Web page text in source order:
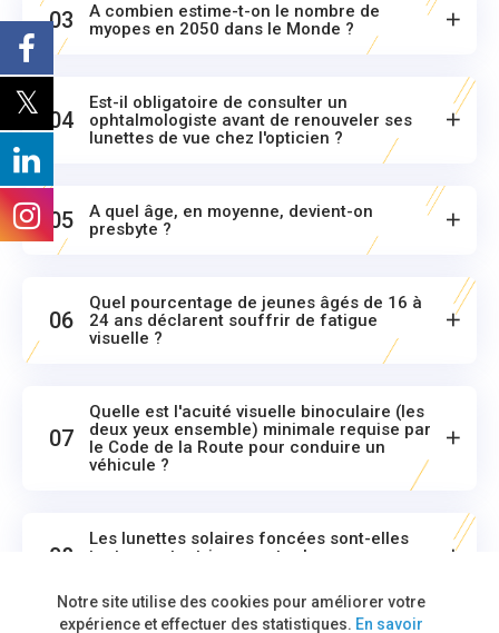
03
A combien estime-t-on le nombre de
myopes en 2050 dans le Monde ?
04
Est-il obligatoire de consulter un
ophtalmologiste avant de renouveler ses
lunettes de vue chez l'opticien ?
05
A quel âge, en moyenne, devient-on
presbyte ?
06
Quel pourcentage de jeunes âgés de 16 à
24 ans déclarent souffrir de fatigue
visuelle ?
07
Quelle est l'acuité visuelle binoculaire (les
deux yeux ensemble) minimale requise par
le Code de la Route pour conduire un
véhicule ?
08
Les lunettes solaires foncées sont-elles
toutes protectrices contre les rayons
Notre site utilise des cookies pour améliorer votre
expérience et effectuer des statistiques. En savoir